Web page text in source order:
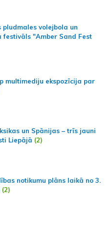
volejbola un
festivāls "Amber Sand Fest
multimediju ekspozīcija par
un Spānijas – trīs jauni
Liepājā (2)
notikumu plāns laikā no 3.
(2)